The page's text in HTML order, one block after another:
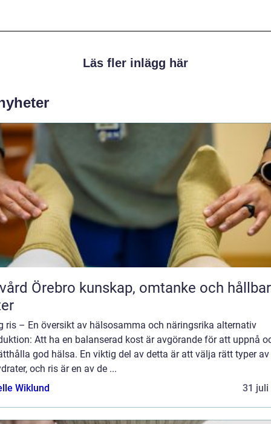
Läs fler inlägg här
kunskap, omtanke och hållbara
ris – En översikt av hälsosamma och näringsrika alternativ
Att ha en balanserad kost är avgörande för att uppnå
god hälsa. En viktig del av detta är att välja rätt typer av
och ris är en av de ...
Wiklund
31 juli